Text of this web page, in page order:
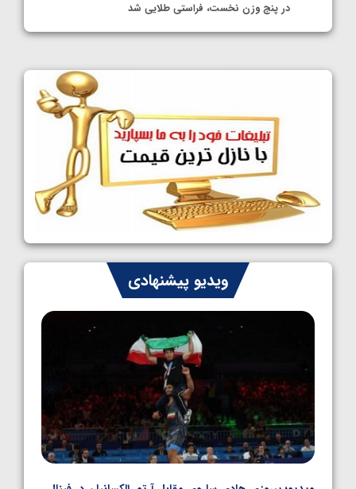
در پنج وزن نخست، فراستی طلایی شد
1405/05/11
کشتی آزاد نوجوانان جهان؛ رقبای نمایندگان
ایران مشخص شدند
1405/05/08
کشتی فرنگی نوجوانان جهان؛ سکوی تیمی
سوم برای ایران
1405/05/07
ایران چشم به راه چهار مدال در پنج وزن دوم
کشتی فرنگی نوجوانان جهان
1405/05/06
ویدیو پیشنهادی